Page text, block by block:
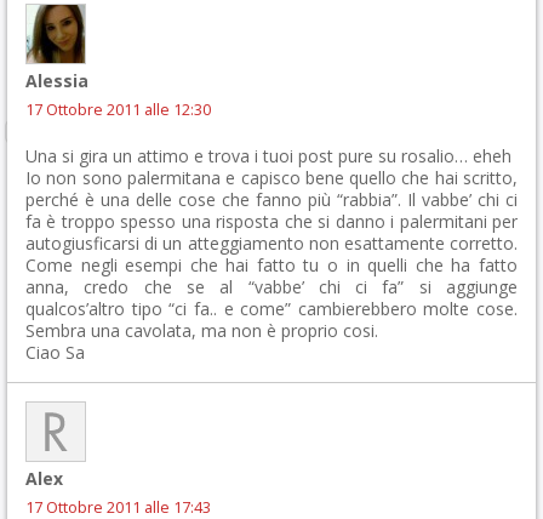
Alessia
17 Ottobre 2011 alle 12:30
Una si gira un attimo e trova i tuoi post pure su rosalio… eheh
Io non sono palermitana e capisco bene quello che hai scritto,
perché è una delle cose che fanno più “rabbia”. Il vabbe’ chi ci
fa è troppo spesso una risposta che si danno i palermitani per
autogiusficarsi di un atteggiamento non esattamente corretto.
Come negli esempi che hai fatto tu o in quelli che ha fatto
anna, credo che se al “vabbe’ chi ci fa” si aggiunge
qualcos’altro tipo “ci fa.. e come” cambierebbero molte cose.
Sembra una cavolata, ma non è proprio cosi.
Ciao Sa
Alex
17 Ottobre 2011 alle 17:43